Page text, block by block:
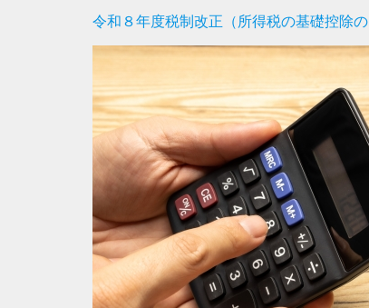
令和８年度税制改正（所得税の基礎控除